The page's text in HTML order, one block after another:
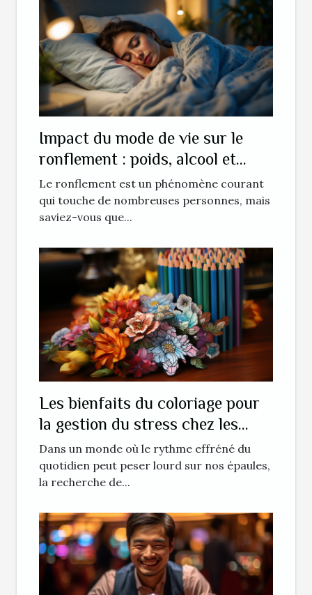
Impact du mode de vie sur le
ronflement : poids, alcool et
tabac
Le ronflement est un phénomène courant
qui touche de nombreuses personnes, mais
saviez-vous que...
Les bienfaits du coloriage pour
la gestion du stress chez les
adultes
Dans un monde où le rythme effréné du
quotidien peut peser lourd sur nos épaules,
la recherche de...